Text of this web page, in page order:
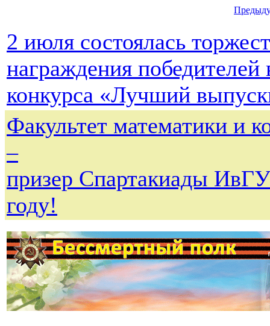
2 июля состоялась
награждения победителей
конкурса «Лучший
Факультет математики и
–
призер Спартакиады
году!